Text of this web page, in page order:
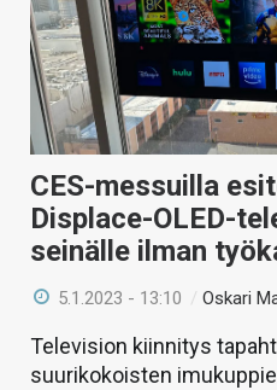
KAUPPA
VAIHDA TEEMA
HAKU
CES-messuilla
Displace-OLED-
seinälle ilman
5.1.2023 - 13:10 /Oskari
Television kiinnitys
suurikokoisten